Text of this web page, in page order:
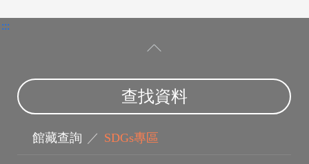
:::
查找資料
館藏查詢 ／ SDGs專區